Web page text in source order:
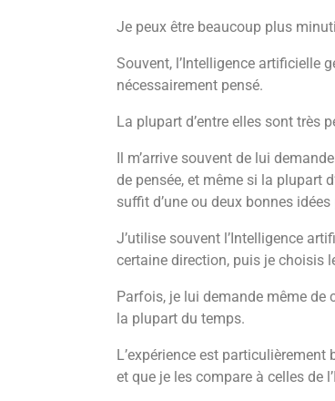
Je peux être beaucoup plus
Souvent, l’Intelligence artificielle
nécessairement pensé.
La plupart d’entre elles sont très
Il m’arrive souvent de lui
de pensée, et même si la plupart
suffit d’une ou deux bonnes
J’utilise souvent l’Intelligence
certaine direction, puis je choisis
Parfois, je lui demande même de
la plupart du temps.
L’expérience est
et que je les compare à celles de